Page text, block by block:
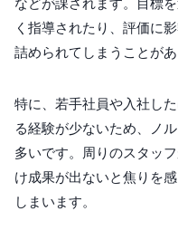
などが課されます。目標
く指導されたり、評価に
詰められてしまうことがあ
特に、若手社員や入社し
る経験が少ないため、ノ
多いです。周りのスタッ
け成果が出ないと焦りを
しまいます。